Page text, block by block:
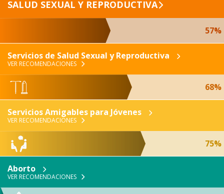
SALUD SEXUAL Y REPRODUCTIVA
57%
Servicios de Salud Sexual y Reproductiva
VER RECOMENDACIONES
68%
Servicios Amigables para Jóvenes
VER RECOMENDACIONES
75%
Aborto
VER RECOMENDACIONES